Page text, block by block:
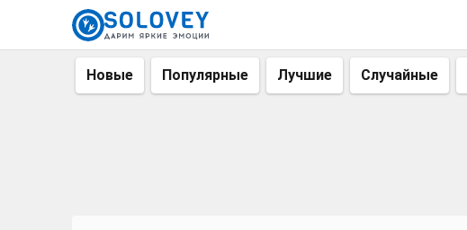
Новые Популярные Лучшие Случайные